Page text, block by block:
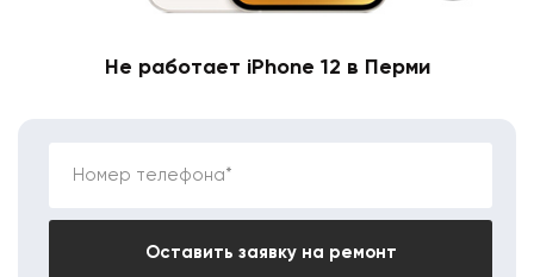
Не работает iPhone 12 в Перми
Номер телефона*
Оставить заявку на ремонт